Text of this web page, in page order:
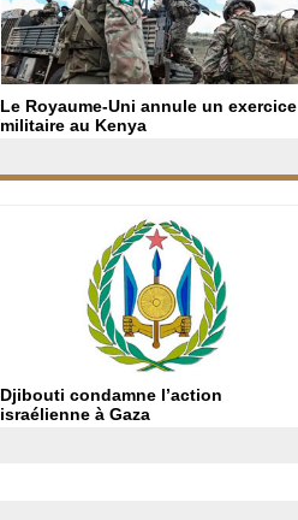
Le Royaume-Uni annule un exercice
militaire au Kenya
Djibouti condamne l’action
israélienne à Gaza